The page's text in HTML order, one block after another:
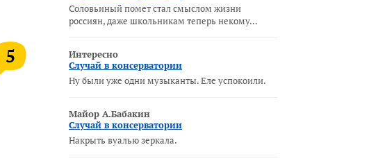
5
Соловьиный помет стал смыслом жизни
россиян, даже школьникам теперь некому…
Интересно
Случай в консерватории
Ну были уже одни музыканты. Еле успокоили.
Майор А.Бабакин
Случай в консерватории
Накрыть вуалью зеркала.